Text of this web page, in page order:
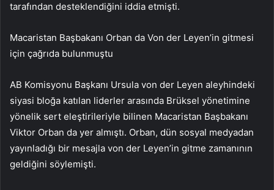
tarafından desteklendiğini iddia etmişti.
Macaristan Başbakanı Orban da Von der Leyen’in gitmesi
için çağrıda bulunmuştu
AB Komisyonu Başkanı Ursula von der Leyen aleyhindeki
siyasi bloğa katılan liderler arasında Brüksel yönetimine
yönelik sert eleştirileriyle bilinen Macaristan Başbakanı
Viktor Orban da yer almıştı. Orban, dün sosyal medyadan
yayınladığı bir mesajla von der Leyen’in gitme zamanının
geldiğini söylemişti.